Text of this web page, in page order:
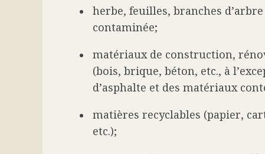
herbe, feuilles, branches
contaminée;
matériaux de construction,
(bois, brique, béton, etc., à
d’asphalte et des matériaux
matières recyclables (papier,
etc.);